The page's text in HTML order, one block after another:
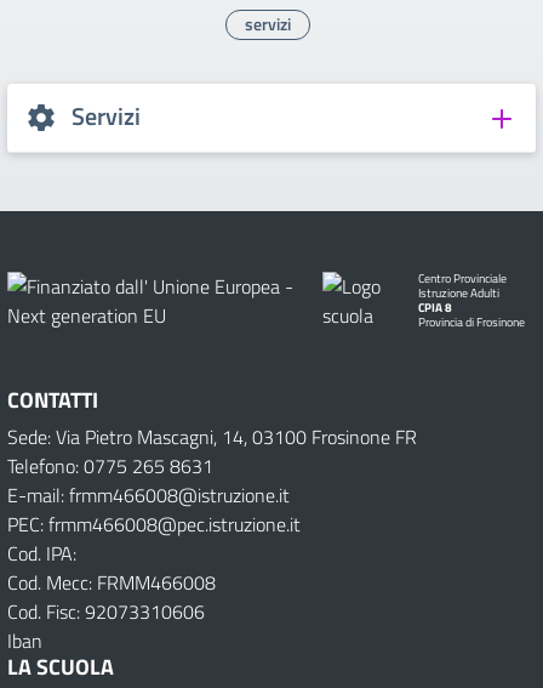
servizi
Servizi
Centro Provinciale
Istruzione Adulti
CPIA 8
Provincia di Frosinone
CONTATTI
Sede: Via Pietro Mascagni, 14, 03100 Frosinone FR
Telefono: 0775 265 8631
E-mail: frmm466008@istruzione.it
PEC: frmm466008@pec.istruzione.it
Cod. IPA:
Cod. Mecc: FRMM466008
Cod. Fisc: 92073310606
Iban
LA SCUOLA